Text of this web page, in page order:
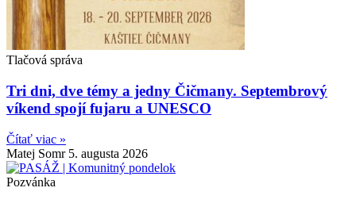
Tlačová správa
Tri dni, dve témy a jedny Čičmany. Septembrový
víkend spojí fujaru a UNESCO
Čítať viac »
Matej Somr 5. augusta 2026
Pozvánka